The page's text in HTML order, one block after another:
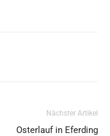
Nächster Artikel
Osterlauf in Eferding